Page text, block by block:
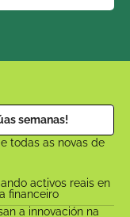
activos reais en
financeiro
a innovación na
semanas!
todas as novas de